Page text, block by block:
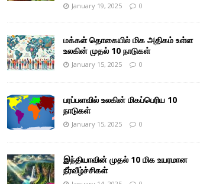
January 19, 2025 0
மக்கள் தொகையில் மிக அதிகம் உள்ள
உலகின் முதல் 10 நாடுகள்
January 15, 2025 0
பரப்பளவில் உலகின் மிகப்பெரிய 10
நாடுகள்
January 15, 2025 0
இந்தியாவின் முதல் 10 மிக உயரமான
நீர்வீழ்ச்சிகள்